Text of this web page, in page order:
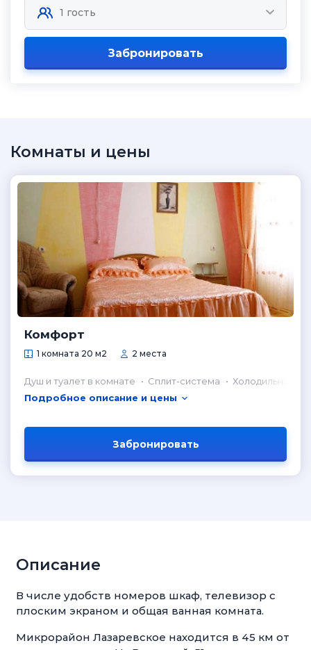
Забронировать
Комнаты и цены
Комфорт
1 комната 20 м2 2 места
Душ и туалет в комнате Сплит-система
Холодильник в
Подробное описание и цены
Забронировать
Описание
В числе удобств номеров шкаф, телевизор с
плоским экраном и общая ванная комната.
Микрорайон Лазаревское находится в 45 км от